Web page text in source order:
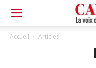
Accueil Articles